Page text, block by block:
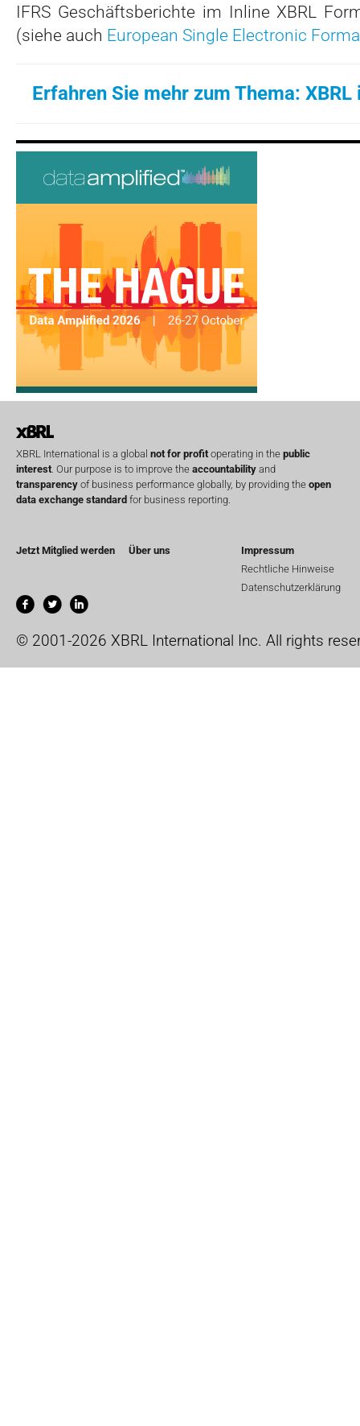
IFRS Geschäftsberichte im Inline XBRL
(siehe auch European Single Electronic
Erfahren Sie mehr zum Thema:
XBRL International is a global not for profitoperating in the public
interest. Our purpose is to improve the accountability and
transparency of business performance globally, by providing the open
data exchange standard for business reporting.
Jetzt Mitglied werden Über uns
Impressum
Rechtliche Hinweise
Datenschutzerklärung
© 2001-2026 XBRL International Inc. All rights